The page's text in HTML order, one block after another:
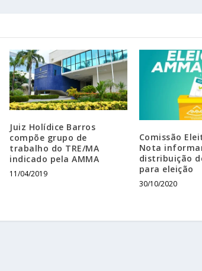
Juiz Holídice Barros
compõe grupo de
trabalho do TRE/MA
indicado pela AMMA
11/04/2019
Comissão
Nota
distribuição
para eleição
30/10/2020